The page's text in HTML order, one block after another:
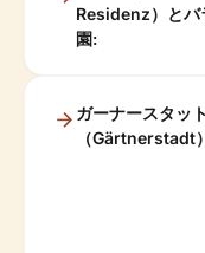
Residenz）とバ
園:
ガーナースタット
（Gärtnerstadt